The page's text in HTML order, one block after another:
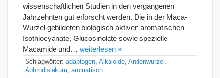
wissenschaftlichen Studien in den vergangenen
Jahrzehnten gut erforscht werden. Die in der Maca-
Wurzel gebildeten biologisch aktiven aromatischen
Isothiocyanate, Glucosinolate sowie spezielle
Macamide und… weiterlesen »
Schlagwörter: adaptogen Alkaloide Andenwurzel
Aphrodisiakum
aromatisch